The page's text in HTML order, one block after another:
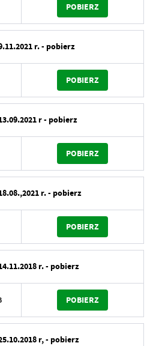
POBIERZ
r. - pobierz
POBIERZ
r - pobierz
POBIERZ
r. - pobierz
POBIERZ
r. - pobierz
POBIERZ
r, - pobierz